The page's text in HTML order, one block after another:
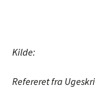
Kilde:
Refereret fra